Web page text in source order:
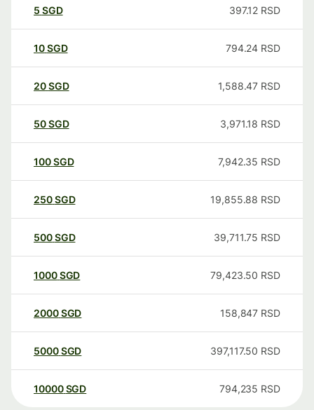
5 SGD 397.12 RSD
10SGD 794.24 RSD
20SGD 1,588.47 RSD
50SGD 3,971.18 RSD
100SGD 7,942.35 RSD
250SGD 19,855.88 RSD
500SGD 39,711.75 RSD
1000SGD 79,423.50 RSD
2000SGD 158,847 RSD
5000SGD 397,117.50 RSD
10000 SGD 794,235 RSD